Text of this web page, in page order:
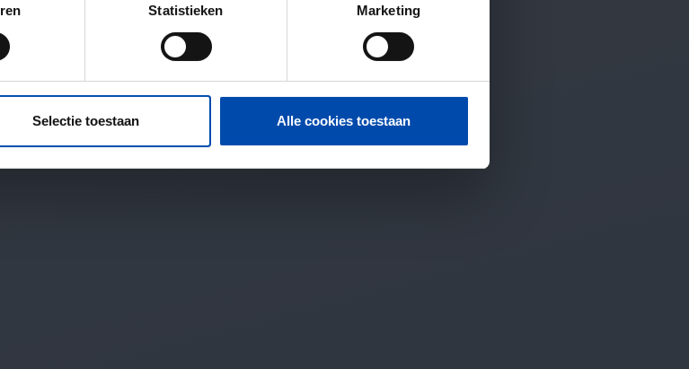
Statistieken Marketing
Selectie toestaan Alle cookies toestaan